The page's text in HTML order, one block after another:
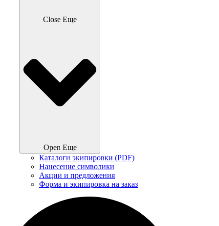
Close Еще
Open Еще
Каталоги экипировки (PDF)
Нанесение символики
Акции и предложения
Форма и экипировка на заказ